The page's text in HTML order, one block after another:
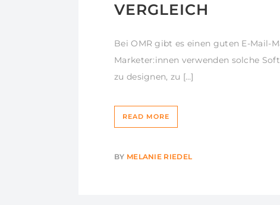
VERGLEICH
Bei OMR gibt es einen guten E-Mail-
Marketer:innen verwenden solche
zu designen, zu […]
READ MORE
BY MELANIE RIEDEL